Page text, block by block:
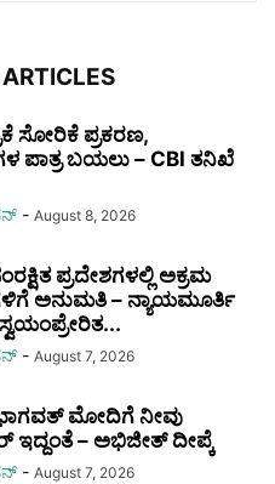
ಸೋರಿಕೆ ಪ್ರಕರಣ,
ಪಾತ್ರ ಬಯಲು – CBI ತನಿಖೆ
- August 8, 2026
ಪ್ರದೇಶಗಳಲ್ಲಿ ಅಕ್ರಮ
ಅನುಮತಿ – ನ್ಯಾಯಮೂರ್ತಿ
- August 7, 2026
ಮೋದಿಗೆ ನೀವು
ಇದ್ದಂತೆ – ಅಭಿಜೀತ್ ದೀಪ್ಕೆ
- August 7, 2026